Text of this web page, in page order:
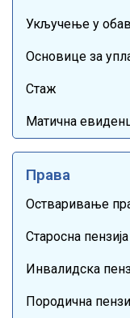
Укључење у
Основице за
Стаж
Матична
Права
Остваривање
Старосна пензија
Инвалидска
Породична